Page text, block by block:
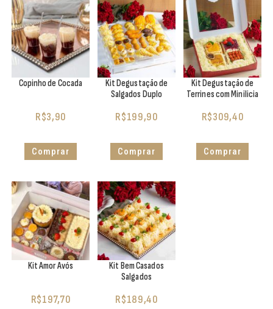
Copinho de Cocada
R$3,90
Comprar
Kit Degustação de
Salgados Duplo
R$199,90
Comprar
Kit Degustação de
Terrines com Minilicia
R$309,40
Comprar
Kit Amor Avós
R$197,70
Kit Bem Casados
Salgados
R$189,40